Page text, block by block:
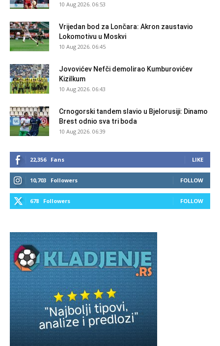
10 Aug 2026. 06:53
Vrijedan bod za Lončara: Akron zaustavio
Lokomotivu u Moskvi
10 Aug 2026. 06:45
Jovovićev Nefči demolirao Kumburovićev
Kizilkum
10 Aug 2026. 06:43
Crnogorski tandem slavio u Bjelorusiji: Dinamo
Brest odnio sva tri boda
10 Aug 2026. 06:39
22,356 Fans LIKE
10,703 Followers FOLLOW
678 Followers FOLLOW